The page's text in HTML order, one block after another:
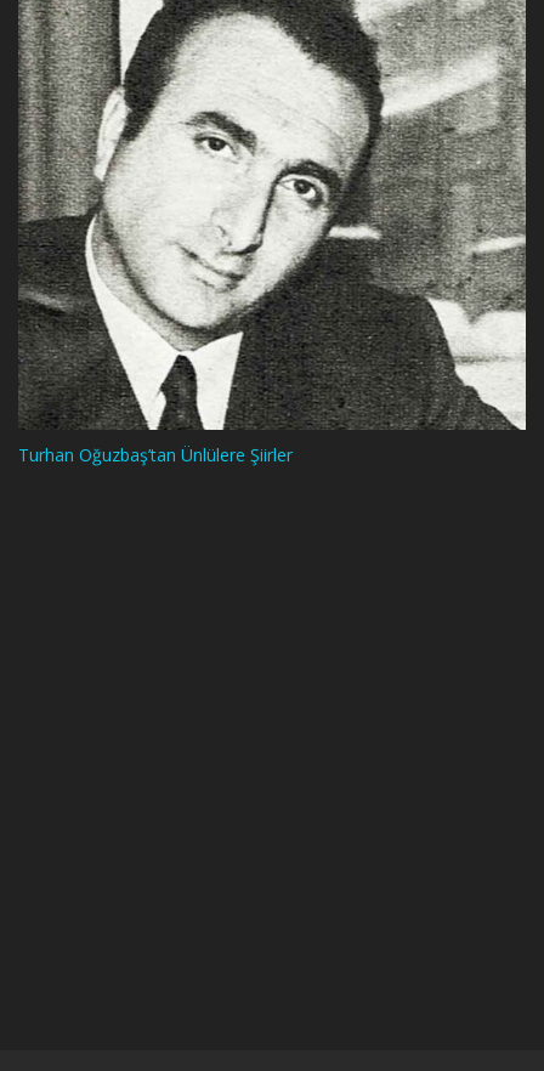
Turhan Oğuzbaş’tan Ünlülere Şiirler